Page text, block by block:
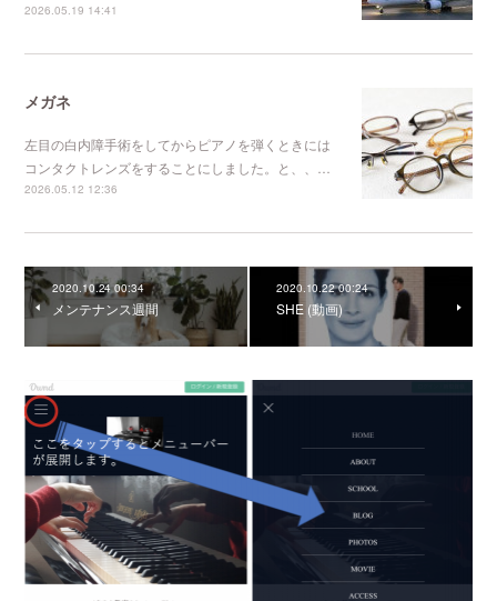
2026.05.19 14:41
メガネ
左目の白内障手術をしてからピアノを弾くときには
コンタクトレンズをすることにしました。と、、…
2026.05.12 12:36
2020.10.24 00:34
メンテナンス週間
2020.10.22 00:24
SHE (動画)